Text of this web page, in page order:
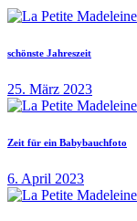
schönste Jahreszeit
25. März 2023
Zeit für ein Babybauchfoto
6. April 2023